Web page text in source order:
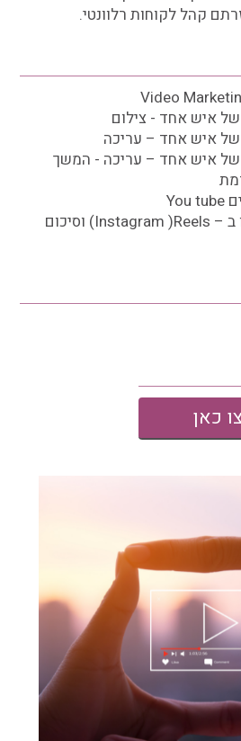
קהל לקוחות רלוונטי.
מפגש 7 - סרטוני וידיאו ב – Instagram )Reels) וסיכום
כאן